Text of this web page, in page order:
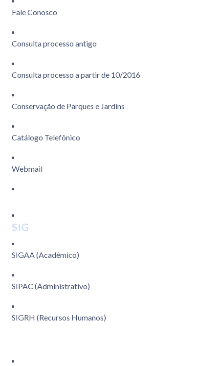
Fale Conosco
Consulta processo antigo
Consulta processo a partir de 10/2016
Conservação de Parques e Jardins
Catálogo Telefônico
Webmail
SIG
SIGAA (Acadêmico)
SIPAC (Administrativo)
SIGRH (Recursos Humanos)